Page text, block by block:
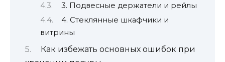
3. Подвесные держатели и рейлы
4. Стеклянные шкафчики и
витрины
Как избежать основных ошибок при